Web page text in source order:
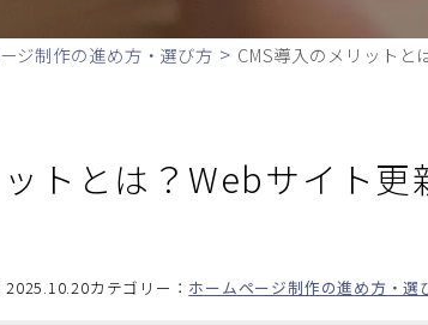
ジ制作の進め方・選び方 > CMS導入のメリット
トとは？Webサイト
2025.10.20カテゴリー： ホームページ制作の進め方・選